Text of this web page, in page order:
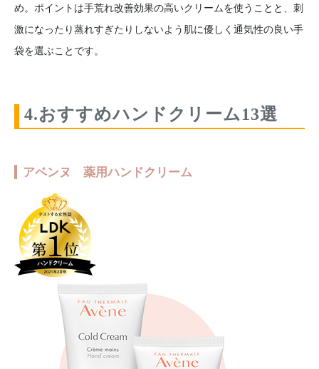
め。ポイントは手荒れ改善効果の高いクリームを使うことと、刺
激になったり蒸れすぎたりしないよう肌に優しく通気性の良い手
袋を選ぶことです。
4.おすすめハンドクリーム13選
アベンヌ 薬用ハンドクリーム